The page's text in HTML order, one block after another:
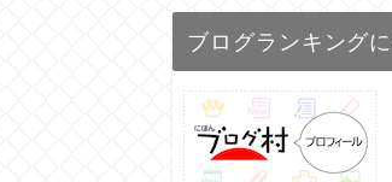
ブログランキング